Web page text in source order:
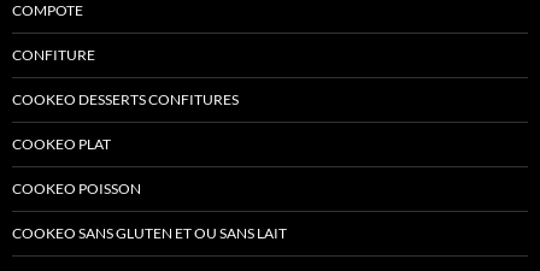
COMPOTE
CONFITURE
COOKEO DESSERTS CONFITURES
COOKEO PLAT
COOKEO POISSON
COOKEO SANS GLUTEN ET OU SANS LAIT